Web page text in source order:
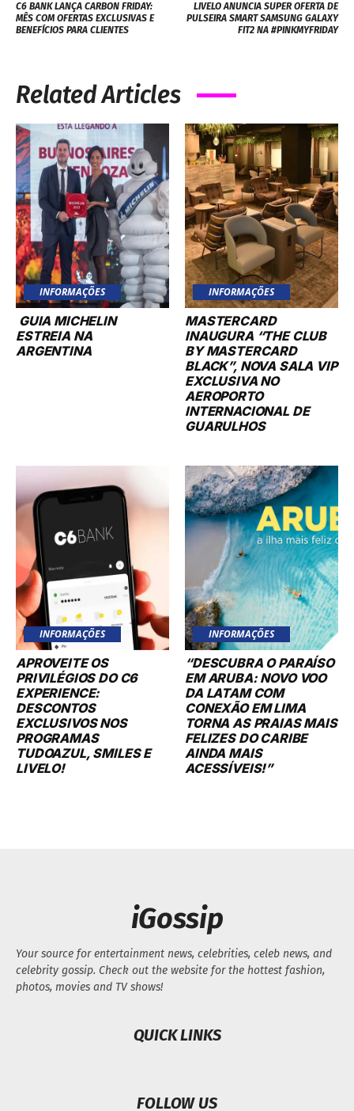
C6 BANK LANÇA CARBON FRIDAY:
MÊS COM OFERTAS EXCLUSIVAS E
BENEFÍCIOS PARA CLIENTES
LIVELO ANUNCIA SUPER OFERTA DE
PULSEIRA SMART SAMSUNG GALAXY
FIT2 NA #PINKMYFRIDAY
Related Articles
INFORMAÇÕES
GUIA MICHELIN
ESTREIA NA
ARGENTINA
INFORMAÇÕES
MASTERCARD
INAUGURA “THE CLUB
BY MASTERCARD
BLACK”, NOVA SALA VIP
EXCLUSIVA NO
AEROPORTO
INTERNACIONAL DE
GUARULHOS
INFORMAÇÕES
APROVEITE OS
PRIVILÉGIOS DO C6
EXPERIENCE:
DESCONTOS
EXCLUSIVOS NOS
PROGRAMAS
TUDOAZUL, SMILES E
LIVELO!
INFORMAÇÕES
“DESCUBRA O PARAÍSO
EM ARUBA: NOVO VOO
DA LATAM COM
CONEXÃO EM LIMA
TORNA AS PRAIAS MAIS
FELIZES DO CARIBE
AINDA MAIS
ACESSÍVEIS!”
iGossip
Your source for entertainment news, celebrities, celeb news, and
celebrity gossip. Check out the website for the hottest fashion,
photos, movies and TV shows!
QUICK LINKS
FOLLOW US